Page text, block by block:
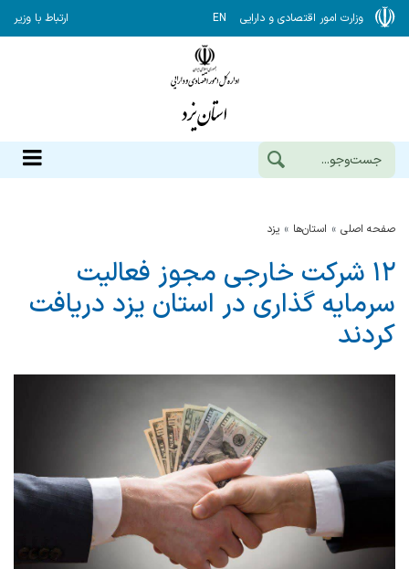
وزارت امور اقتصادی و دارایی EN ارتباط با وزیر
صفحه اصلی استان‌ها يزد
۱۲ شرکت خارجی مجوز فعالیت
سرمایه گذاری در استان یزد دریافت
کردند